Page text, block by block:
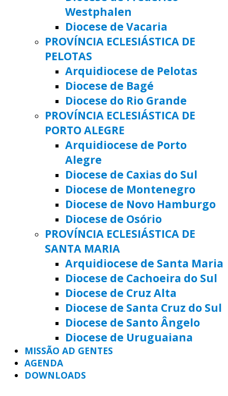
Westphalen
Diocese de Vacaria
PROVÍNCIA ECLESIÁSTICA DE
PELOTAS
Arquidiocese de Pelotas
Diocese de Bagé
Diocese do Rio Grande
PROVÍNCIA ECLESIÁSTICA DE
PORTO ALEGRE
Arquidiocese de Porto
Alegre
Diocese de Caxias do Sul
Diocese de Montenegro
Diocese de Novo Hamburgo
Diocese de Osório
PROVÍNCIA ECLESIÁSTICA DE
SANTA MARIA
Arquidiocese de Santa Maria
Diocese de Cachoeira do Sul
Diocese de Cruz Alta
Diocese de Santa Cruz do Sul
Diocese de Santo Ângelo
Diocese de Uruguaiana
MISSÃO AD GENTES
AGENDA
DOWNLOADS